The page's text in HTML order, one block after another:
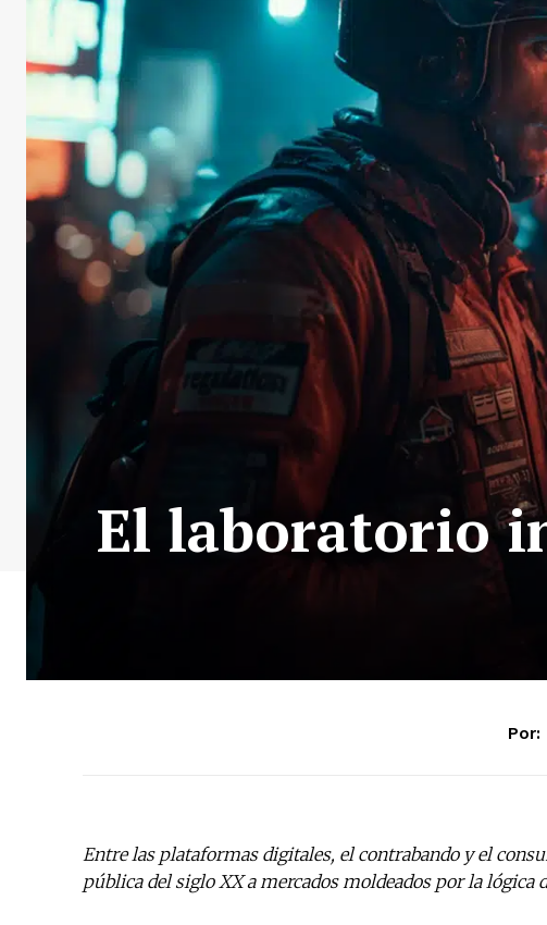
El laboratorio
Por:
Entre las plataformas digitales, el contrabando y el
pública del siglo XX a mercados moldeados por la lógica